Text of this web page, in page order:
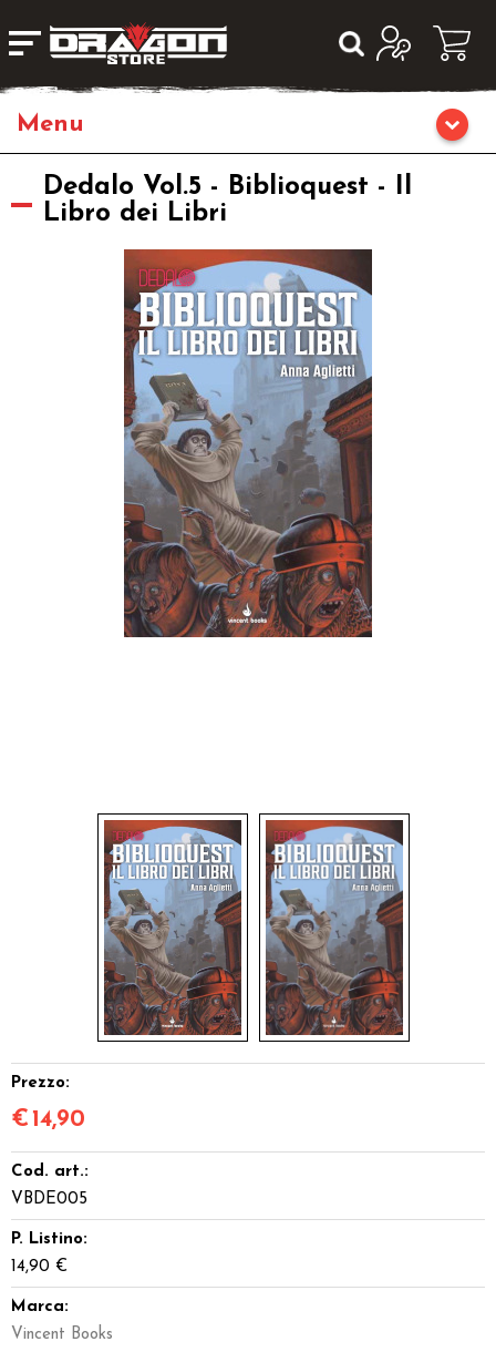
Giochi da Tavolo
Giochi di Carte Collezionabili
Giocattoli e Gadget
Dedalo Vol.5 - Biblioquest - Il
Libro dei Libri
Prezzo:
€ 14,90
Cod. art.:
VBDE005
P. Listino:
14,90 €
Marca:
Vincent Books